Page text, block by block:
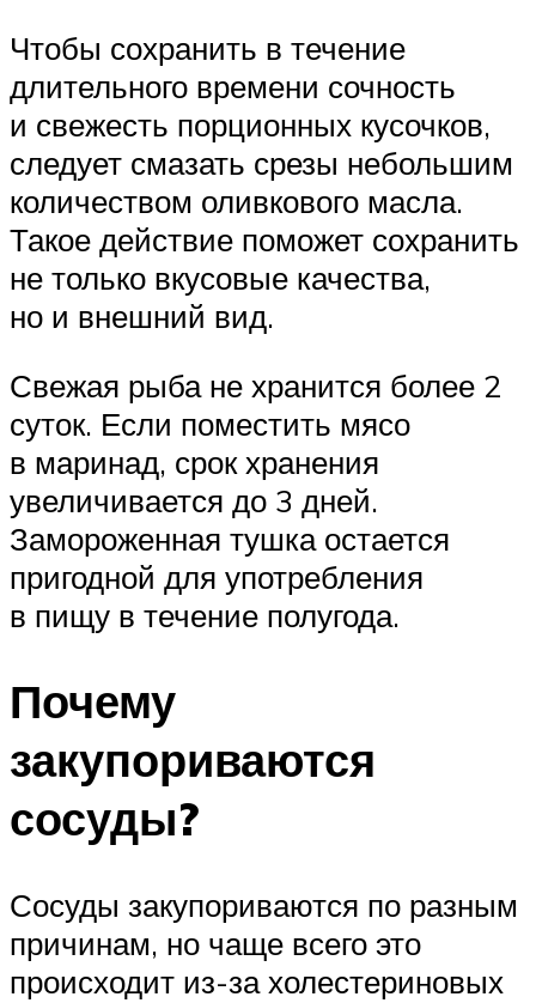
Чтобы сохранить в течение
длительного времени сочность
и свежесть порционных кусочков,
следует смазать срезы небольшим
количеством оливкового масла.
Такое действие поможет сохранить
не только вкусовые качества,
но и внешний вид.
Свежая рыба не хранится более 2
суток. Если поместить мясо
в маринад, срок хранения
увеличивается до 3 дней.
Замороженная тушка остается
пригодной для употребления
в пищу в течение полугода.
Почему
закупориваются
сосуды?
Сосуды закупориваются по разным
причинам, но чаще всего это
происходит из-за холестериновых